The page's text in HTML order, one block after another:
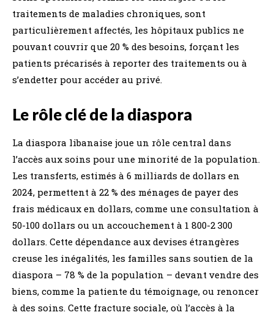
traitements de maladies chroniques, sont
particulièrement affectés, les hôpitaux publics ne
pouvant couvrir que 20 % des besoins, forçant les
patients précarisés à reporter des traitements ou à
s’endetter pour accéder au privé.
Le rôle clé de la diaspora
La diaspora libanaise joue un rôle central dans
l’accès aux soins pour une minorité de la population.
Les transferts, estimés à 6 milliards de dollars en
2024, permettent à 22 % des ménages de payer des
frais médicaux en dollars, comme une consultation à
50-100 dollars ou un accouchement à 1 800-2 300
dollars. Cette dépendance aux devises étrangères
creuse les inégalités, les familles sans soutien de la
diaspora – 78 % de la population – devant vendre des
biens, comme la patiente du témoignage, ou renoncer
à des soins. Cette fracture sociale, où l’accès à la